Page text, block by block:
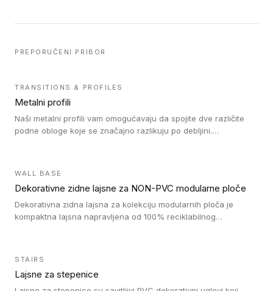
PREPORUČENI PRIBOR
TRANSITIONS & PROFILES
Metalni profili
Naši metalni profili vam omogućavaju da spojite dve različite
podne obloge koje se značajno razlikuju po debljini.
WALL BASE
Dekorativne zidne lajsne za NON-PVC modularne ploče
Dekorativna zidna lajsna za kolekciju modularnih ploča je
kompaktna lajsna napravljena od 100% reciklabilnog
STAIRS
Lajsne za stepenice